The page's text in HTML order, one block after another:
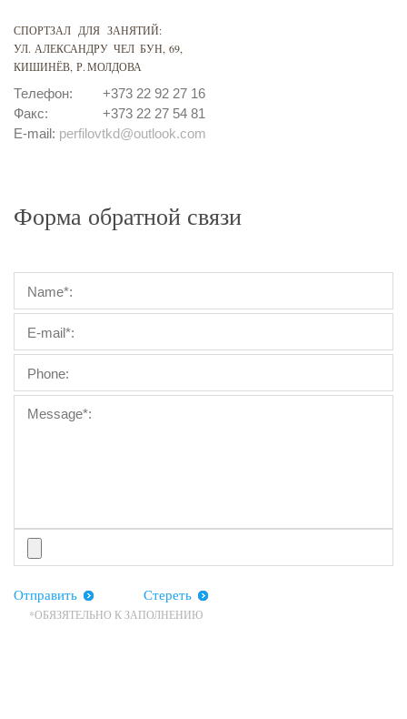
СПОРТЗАЛ ДЛЯ ЗАНЯТИЙ:
УЛ. АЛЕКСАНДРУ ЧЕЛ БУН, 69,
КИШИНЁВ, Р. МОЛДОВА
Телефон:
+373 22 92 27 16
Факс:
+373 22 27 54 81
E-mail: perfilovtkd@outlook.com
Форма обратной связи
Отправить Стереть
*ОБЯЗЯТЕЛЬНО К ЗАПОЛНЕНИЮ